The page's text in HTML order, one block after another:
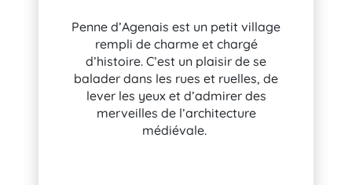
Penne d’Agenais est un petit village
rempli de charme et chargé
d’histoire. C’est un plaisir de se
balader dans les rues et ruelles, de
lever les yeux et d’admirer des
merveilles de l’architecture
médiévale.